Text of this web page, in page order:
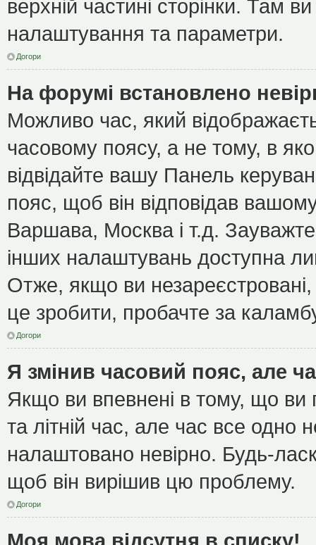
верхній частині сторінки. Там
налаштування та параметри.
Догори
На форумі встановлено
Можливо час, який
часовому поясу, а не тому, в
відвідайте вашу Панель
пояс, щоб він відповідав
Варшава, Москва і т.д.
інших налаштувань доступна
Отже, якщо ви
це зробити, пробачте за
Догори
Я змінив часовий пояс, але
Якщо ви впевнені в тому, що ви
та літній час, але час все одно
налаштовано невірно. Будь-
щоб він вирішив цю проблему.
Догори